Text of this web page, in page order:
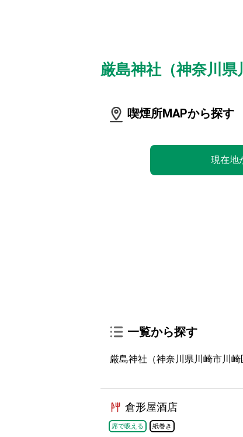
厳島神社（神奈川
喫煙所MAPから探す
現在地
一覧から探す
厳島神社（神奈川県川崎市川
倉形屋酒店
席で吸える 紙巻き